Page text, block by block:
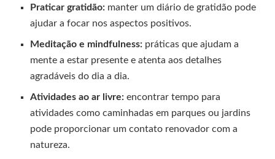
Praticar gratidão: manter um diário de gratidão pode
ajudar a focar nos aspectos positivos.
Meditação e mindfulness: práticas que ajudam a
mente a estar presente e atenta aos detalhes
agradáveis do dia a dia.
Atividades ao ar livre: encontrar tempo para
atividades como caminhadas em parques ou jardins
pode proporcionar um contato renovador com a
natureza.